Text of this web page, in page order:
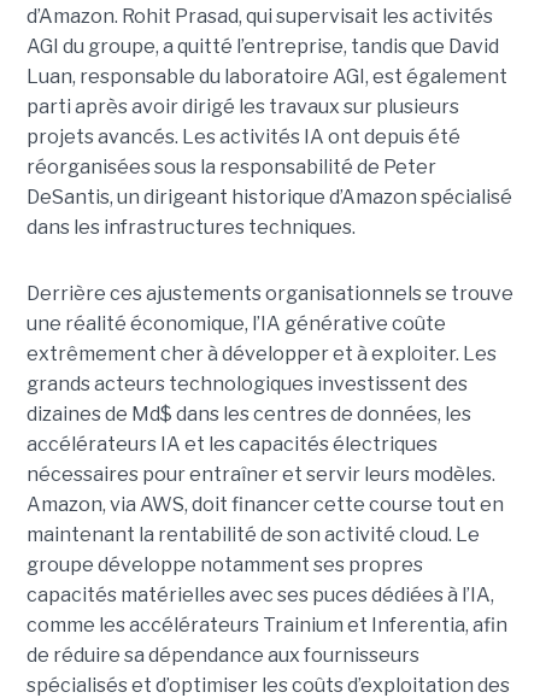
d’Amazon. Rohit Prasad, qui supervisait les activités
AGI du groupe, a quitté l’entreprise, tandis que David
Luan, responsable du laboratoire AGI, est également
parti après avoir dirigé les travaux sur plusieurs
projets avancés. Les activités IA ont depuis été
réorganisées sous la responsabilité de Peter
DeSantis, un dirigeant historique d’Amazon spécialisé
dans les infrastructures techniques.
Derrière ces ajustements organisationnels se trouve
une réalité économique, l’IA générative coûte
extrêmement cher à développer et à exploiter. Les
grands acteurs technologiques investissent des
dizaines de Md$ dans les centres de données, les
accélérateurs IA et les capacités électriques
nécessaires pour entraîner et servir leurs modèles.
Amazon, via AWS, doit financer cette course tout en
maintenant la rentabilité de son activité cloud. Le
groupe développe notamment ses propres
capacités matérielles avec ses puces dédiées à l’IA,
comme les accélérateurs Trainium et Inferentia, afin
de réduire sa dépendance aux fournisseurs
spécialisés et d’optimiser les coûts d’exploitation des